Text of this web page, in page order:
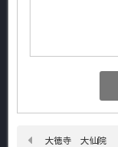
大徳寺 大仙院